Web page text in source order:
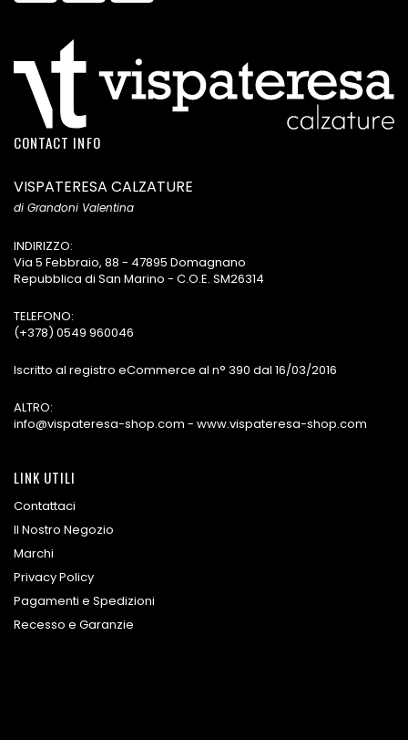
CONTACT INFO
VISPATERESA CALZATURE
di Grandoni Valentina
INDIRIZZO:
Via 5 Febbraio, 88 - 47895 Domagnano
Repubblica di San Marino - C.O.E. SM26314
TELEFONO:
(+378) 0549 960046
Iscritto al registro eCommerce al n° 390 dal 16/03/2016
ALTRO:
info@vispateresa-shop.com - www.vispateresa-shop.com
LINK UTILI
Contattaci
Il Nostro Negozio
Marchi
Privacy Policy
Pagamenti e Spedizioni
Recesso e Garanzie